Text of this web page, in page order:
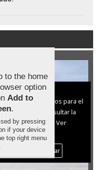
de cookies:
y de terceros para el
Puedes consultar la
desconectarlas.
Ver
y Cookies
Personalizar
to the home
option
Add to
.
by pressing
if your device
top right menu
.